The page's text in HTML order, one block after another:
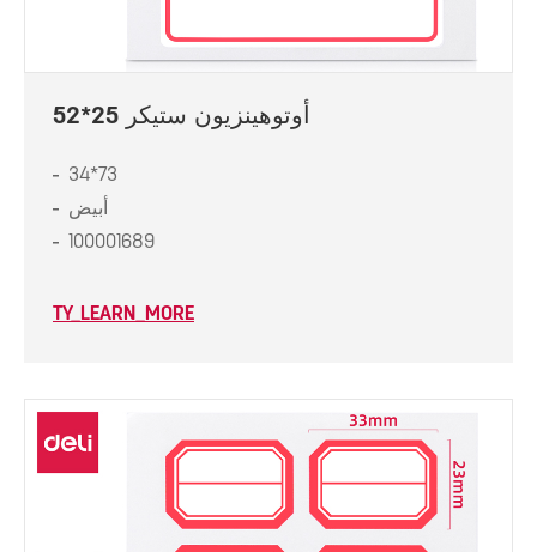
أوتوهينزيون ستيكر 25*52
34*73
أبيض
100001689
TY_LEARN_MORE